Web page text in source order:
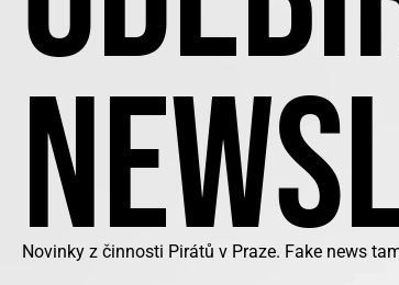
Novinky z činnosti Pirátů v Praze. Fake news